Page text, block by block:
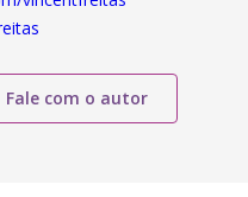
Fale com o autor